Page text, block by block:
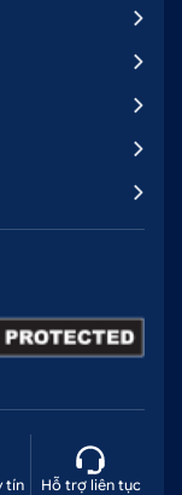
tín Hỗ trợ liên tục